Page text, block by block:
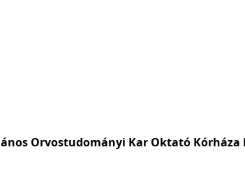
Orvostudományi Kar Oktató Kórháza